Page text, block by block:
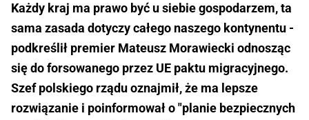
Każdy kraj ma prawo być u siebie gospodarzem, ta
sama zasada dotyczy całego naszego kontynentu -
podkreślił premier Mateusz Morawiecki odnosząc
się do forsowanego przez UE paktu migracyjnego.
Szef polskiego rządu oznajmił, że ma lepsze
rozwiązanie i poinformował o "planie bezpiecznych